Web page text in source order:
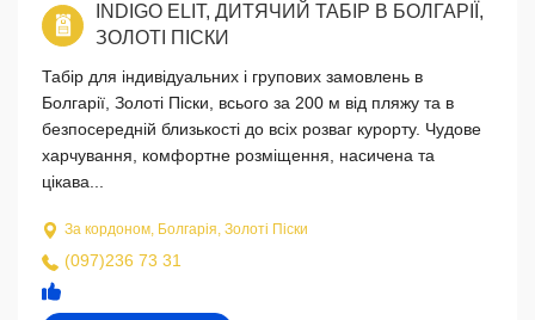
INDIGO ELIT, ДИТЯЧИЙ ТАБІР В БОЛГАРІЇ,
ЗОЛОТІ ПІСКИ
Табір для індивідуальних і групових замовлень в
Болгарії, Золоті Піски, всього за 200 м від пляжу та в
безпосередній близькості до всіх розваг курорту. Чудове
харчування, комфортне розміщення, насичена та
цікава...
За кордоном, Болгарія, Золоті Піски
(097)236 73 31